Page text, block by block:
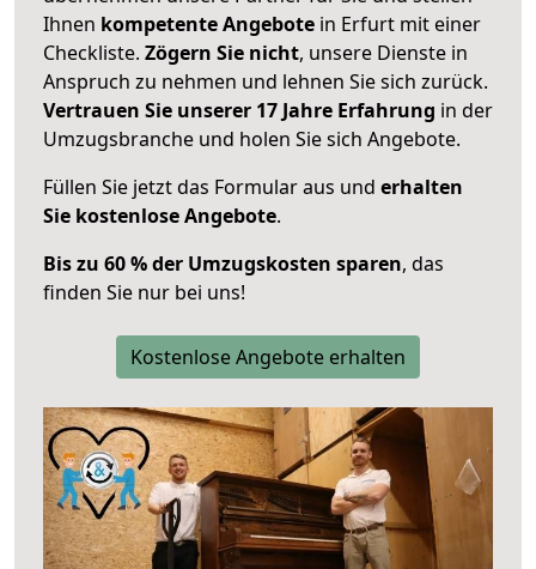
Ihnen kompetente Angebote in Erfurt mit einer
Checkliste. Zögern Sie nicht, unsere Dienste in
Anspruch zu nehmen und lehnen Sie sich zurück.
Vertrauen Sie unserer 17 Jahre Erfahrung in der
Umzugsbranche und holen Sie sich Angebote.
Füllen Sie jetzt das Formular aus und erhalten
Sie kostenlose Angebote.
Bis zu 60 % der Umzugskosten sparen, das
finden Sie nur bei uns!
Kostenlose Angebote erhalten